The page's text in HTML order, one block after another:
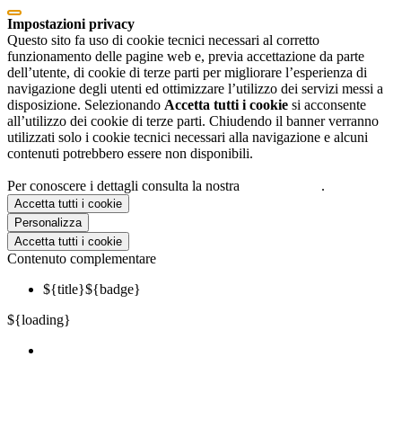
Impostazioni privacy
Questo sito fa uso di cookie tecnici necessari al corretto
funzionamento delle pagine web e, previa accettazione da parte
dell’utente, di cookie di terze parti per migliorare l’esperienza di
navigazione degli utenti ed ottimizzare l’utilizzo dei servizi messi a
disposizione. Selezionando Accetta tutti i cookie si acconsente
all’utilizzo dei cookie di terze parti. Chiudendo il banner verranno
utilizzati solo i cookie tecnici necessari alla navigazione e alcuni
contenuti potrebbero essere non disponibili.
Per conoscere i dettagli consulta la nostra .
Accetta tutti i cookie
Personalizza
Accetta tutti i cookie
Contenuto complementare
${title}${badge}
${loading}